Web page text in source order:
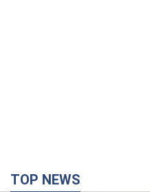
TOP NEWS